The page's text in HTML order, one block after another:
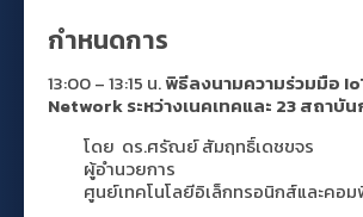
กำหนดการ
13:00 – 13:15 น.พิธีลงนามความร่วมมือ
Networkระหว่างเนคเทคและ 23สถาบัน
โดย ดร.ศรัณย์ สัมฤทธิ์เดชขจร
ผู้อำนวยการ
ศูนย์เทคโนโลยีอิเล็กทรอนิกส์และคอ